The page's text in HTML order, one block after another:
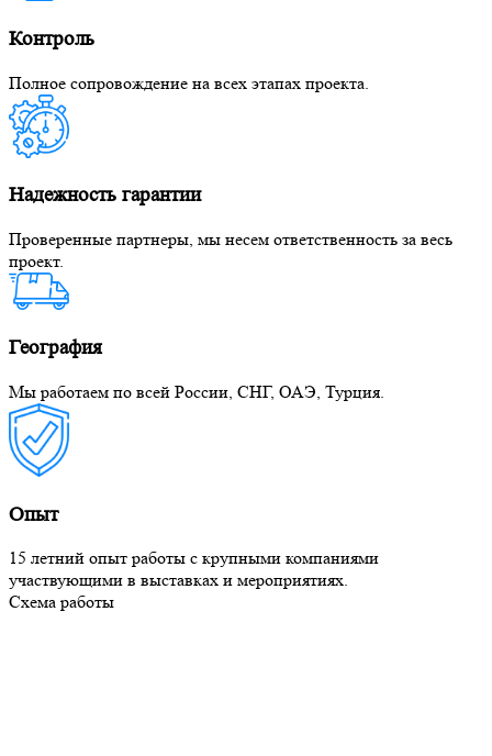
Контроль
Полное сопровождение на всех этапах проекта.
Надежность гарантии
Проверенные партнеры, мы несем ответственность за весь
проект.
География
Мы работаем по всей России, СНГ, ОАЭ, Турция.
Опыт
15 летний опыт работы с крупными компаниями
участвующими в выставках и мероприятиях.
Схема работы